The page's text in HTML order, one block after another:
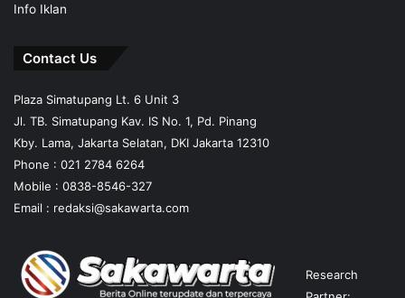
Info Iklan
Contact Us
Plaza Simatupang Lt. 6 Unit 3
Jl. TB. Simatupang Kav. IS No. 1, Pd. Pinang
Kby. Lama, Jakarta Selatan, DKI Jakarta 12310
Phone : 021 2784 6264
Mobile : 0838-8546-327
Email : redaksi@sakawarta.com
Research